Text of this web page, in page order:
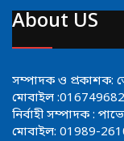
About US
সম্পাদক ও প্রকাশক:
মোবাইল
নির্বাহী সম্পাদক :
মোবাইল: 01989-